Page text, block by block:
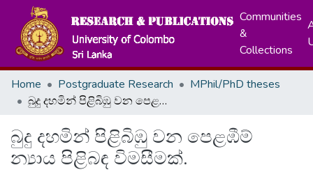
Communities
&
Collections
Home Postgraduate Research
MPhil/PhD theses
බුදු දහමින් පිළිබිඹු වන පෙළඹීම් න්‍යාය පිළිබඳ විමසීමක්.
බුදු දහමින් පිළිබිඹු වන පෙළඹීම්
න්‍යාය පිළිබඳ විමසීමක්.